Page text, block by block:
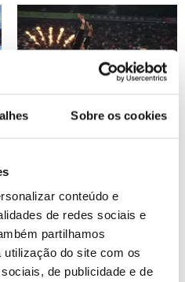
Sobre os cookies
conteúdo e
de redes sociais e
partilhamos
do site com os
de publicidade e de
ID: 47572178 Date: 06/08/2026 10:13